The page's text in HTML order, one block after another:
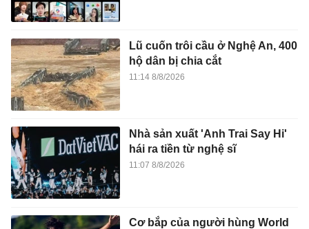
Lũ cuốn trôi cầu ở Nghệ An, 400
hộ dân bị chia cắt
11:14 8/8/2026
Nhà sản xuất 'Anh Trai Say Hi'
hái ra tiền từ nghệ sĩ
11:07 8/8/2026
Cơ bắp của người hùng World